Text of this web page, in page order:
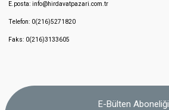
E.posta: info@hirdavatpazari.com.tr
Telefon: 0(216)5271820
Faks: 0(216)3133605
E-Bülten Aboneliği